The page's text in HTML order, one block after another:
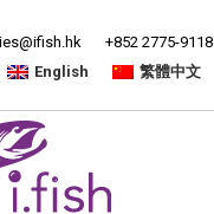
+852 2775-9118
English
繁體中文